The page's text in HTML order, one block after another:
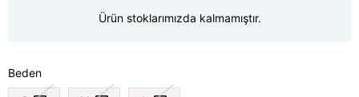
Ürün stoklarımızda kalmamıştır.
Beden